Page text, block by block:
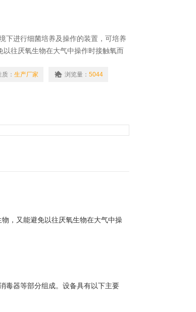
下进行细菌培养及操作的装置，可培养
往厌氧生物在大气中操作时接触氧而
： 生产厂家 浏览量： 5044
，又能避免以往厌氧生物在大气中操
毒器等部分组成。设备具有以下主要